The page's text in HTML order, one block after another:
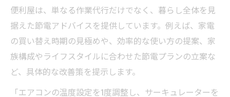
便利屋は、単なる作業代行だけでなく、暮らし全体を見
据えた節電アドバイスを提供しています。例えば、家電
の買い替え時期の見極めや、効率的な使い方の提案、家
族構成やライフスタイルに合わせた節電プランの立案な
ど、具体的な改善策を提示します。
「エアコンの温度設定を1度調整し、サーキュレーターを